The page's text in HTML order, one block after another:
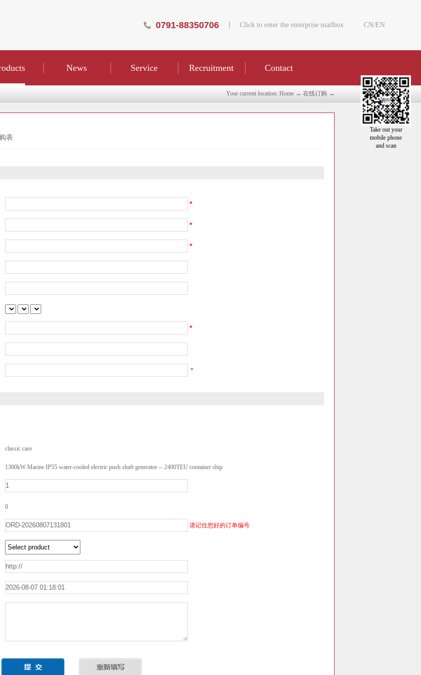
CN/EN
Click to enter the enterprise mailbox
0791-88350706
News Service Recruitment Contact
Your current location: Home → 在线订购 →
表
*
*
*
*
*
classic case
1300kW Marine IP55 water-cooled electric push shaft generator -- 2400TEU container ship
0
请记住您好的订单编号
Take out your
mobile phone
and scan